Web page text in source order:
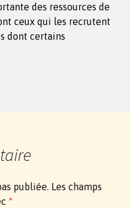
des ressources de
ceux qui les recrutent
dont certains
publiée. Les champs
*